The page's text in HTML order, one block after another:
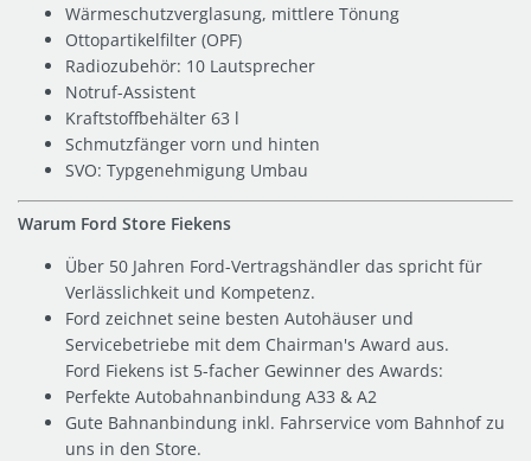
Wärmeschutzverglasung, mittlere Tönung
Ottopartikelfilter (OPF)
Radiozubehör: 10 Lautsprecher
Notruf-Assistent
Kraftstoffbehälter 63 l
Schmutzfänger vorn und hinten
SVO: Typgenehmigung Umbau
Warum Ford Store Fiekens
Über 50 Jahren Ford-Vertragshändler das spricht für
Verlässlichkeit und Kompetenz.
Ford zeichnet seine besten Autohäuser und
Servicebetriebe mit dem Chairman's Award aus.
Ford Fiekens ist 5-facher Gewinner des Awards:
Perfekte Autobahnanbindung A33 & A2
Gute Bahnanbindung inkl. Fahrservice vom Bahnhof zu
uns in den Store.